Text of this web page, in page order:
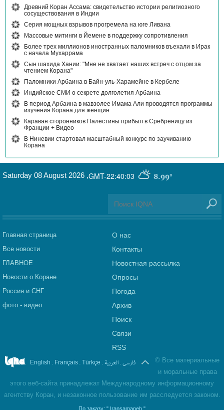
Древний Коран Ассама: свидетельство истории религиозного
сосуществования в Индии
Серия мощных взрывов прогремела на юге Ливана
Массовые митинги в Йемене в поддержку сопротивления
Более трех миллионов иностранных паломников въехали в Ирак
с начала Мухаррама
Сын шахида Хании: "Мне не хватает наших встреч с отцом за
чтением Корана"
Паломники Арбаина в Байн-уль-Харамейне в Кербеле
Индийское СМИ о секрете долголетия Арбаина
В период Арбаина в мавзолее Имама Али проводятся программы
изучения Корана для женщин
Караван сторонников Палестины прибыл в Сребреницу из
Франции + Видео
В Ниневии стартовал масштабный конкурс по заучиванию
Корана
GMT-22:40:03 8.99°
Saturday 08 August 2026 ,
Главная страница
Все новости
ГЛАВНОЕ
Новости о Коране
Россия и СНГ
фото - видео
О нас
Контакты
Новостная рассылка
Опросы
Погода
Архив
Поиск
Связи
RSS
English . Français . Türkçe . العربیة . فارسی © Все материальные
и моральные права
этого веб-сайта принадлежат Международному информационному
агентству Коран, и незаконное пользование им расследуется законом.
По заказу: " Iransamaneh "